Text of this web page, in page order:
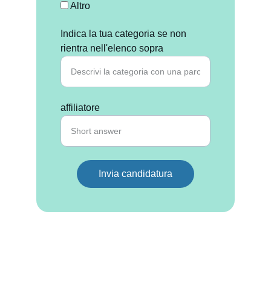
Altro
Indica la tua categoria se non
rientra nell'elenco sopra
affiliatore
Invia candidatura